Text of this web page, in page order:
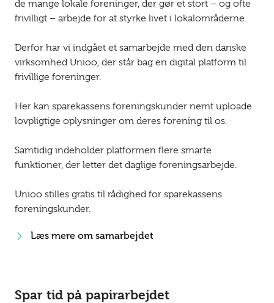
de mange lokale foreninger, der gør et stort – og ofte
frivilligt – arbejde for at styrke livet i lokalområderne.
Derfor har vi indgået et samarbejde med den danske
virksomhed Unioo, der står bag en digital platform til
frivillige foreninger.
Her kan sparekassens foreningskunder nemt uploade
lovpligtige oplysninger om deres forening til os.
Samtidig indeholder platformen flere smarte
funktioner, der letter det daglige foreningsarbejde.
Unioo stilles gratis til rådighed for sparekassens
foreningskunder.
Læs mere om samarbejdet
Spar tid på papirarbejdet